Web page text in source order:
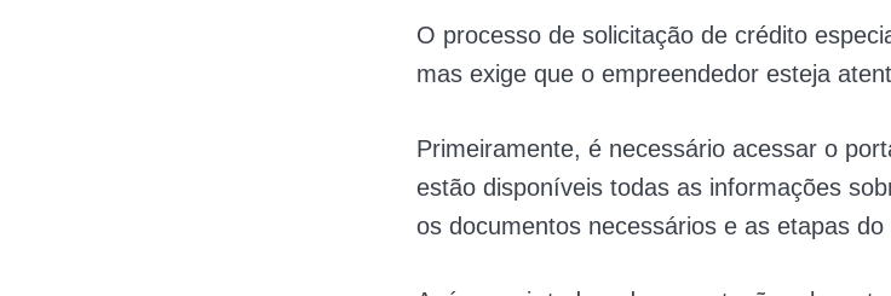
O processo de solicitação de crédito
mas exige que o empreendedor esteja
Primeiramente, é necessário acessar o
estão disponíveis todas as informações
os documentos necessários e as etapas do